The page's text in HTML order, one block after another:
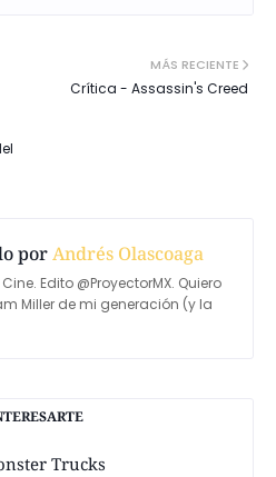
MÁS RECIENTE
Crítica - Assassin's Creed
porAndrés Olascoaga
Edito @ProyectorMX. Quiero
Miller de mi generación (y la
Trucks